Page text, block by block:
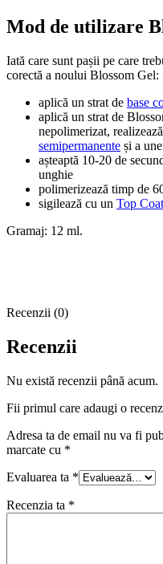
Mod de utilizare
Iată care sunt pașii pe care
corectă a noului Blossom Gel:
aplică un strat de base
aplică un strat de
nepolimerizat,
semipermanente și a
așteaptă 10-20 de
unghie
polimerizează timp de
sigilează cu un Top Coat
Gramaj: 12 ml.
Recenzii (0)
Recenzii
Nu există recenzii până acum.
Fii primul care adaugi o
Adresa ta de email nu va fi
marcate cu *
Evaluarea ta *
Recenzia ta *